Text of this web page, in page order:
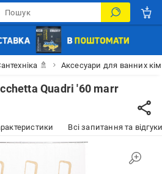
🚿 Аксесуари для ванних
Quadri '60 marr
Всі запитання та